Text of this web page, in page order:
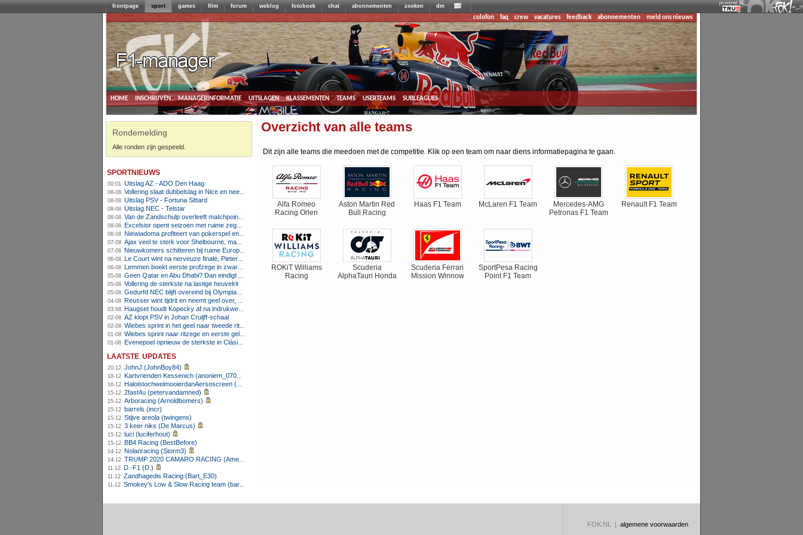
frontpage sport games film forum weblog fotoboek chat abonnementen zoeken dm
colofon faq crew vacatures feedback abonnementen meld ons nieuws
home inschrijven managerinformatie uitslagen klassementen teams userteams subleagues
Rondemelding
Alle ronden zijn gespeeld.
sportnieuws
00:01 Uitslag AZ - ADO Den Haag
08-08 Vollering slaat dubbelslag in Nice en neemt geel over
08-08 Uitslag PSV - Fortuna Sittard
08-08 Uitslag NEC - Telstar
08-08 Van de Zandschulp overleeft matchpoints, ook Griekspoor verder in Montreal
08-08 Excelsior opent seizoen met ruime zege op promovendus Cambuur
08-08 Niewiadoma profiteert van pokerspel en grijpt geel op Ventoux
07-08 Ajax veel te sterk voor Shelbourne, maar houdt schade beperkt
07-08 Nieuwkomers schitteren bij ruime Europese zege FC Twente
06-08 Le Court wint na nerveuze finale, Pieterse derde
06-08 Lemmen boekt eerste profzege in zware Ronde van Polen-rit
05-08 Geen Qatar en Abu Dhabi? Dan eindigt Formule 1-seizoen mogelijk in Europa
05-08 Vollering de sterkste na lastige heuvelrit
05-08 Gedurfd NEC blijft overeind bij Olympiakos
04-08 Reusser wint tijdrit en neemt geel over, Nooijen knap tweede
03-08 Haugset houdt Kopecky af na indrukwekkende solo van 86 kilometer
02-08 AZ klopt PSV in Johan Cruijff-schaal
02-08 Wiebes sprint in het geel naar tweede ritzege
01-08 Wiebes sprint naar ritzege en eerste gele trui in Tour Femmes
01-08 Evenepoel opnieuw de sterkste in Clásica San Sebastián
laatste updates
20-12 JohnJ (JohnBoy84)
18-12 Kartvrienden Kessenich (anoniem_07082025124615)
16-12 HaloistochwelmooierdanAersoscreen (Meike26)
15-12 2fast4u (petervandamned)
15-12 Arboracing (Arnoldbomers)
15-12 barrels (incr)
15-12 Stijve areola (twingens)
15-12 3 keer niks (De.Marcus)
15-12 luci (luciferhout)
15-12 BB4 Racing (BestBefore)
14-12 Nolanracing (Storm3)
14-12 TRUMP 2020 CAMARO RACING (AmenhotepIV)
11-12 D.-F1 (D.)
11-12 Zandhagedis Racing (Bart_E30)
11-12 Smokey's Low & Slow Racing team (bartello)
Overzicht van alle teams
Dit zijn alle teams die meedoen met de competitie. Klik op een team om naar diens informatiepagina te gaan.
Alfa Romeo
Racing Orlen
Aston Martin Red
Bull Racing
Haas F1 Team McLaren F1 Team
Mercedes-AMG
Petronas F1 Team
Renault F1 Team
ROKiT Williams
Racing
Scuderia
AlphaTauri Honda
Scuderia Ferrari
Mission Winnow
SportPesa Racing
Point F1 Team
FOK.NL | algemene voorwaarden